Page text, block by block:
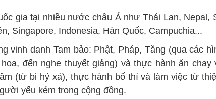
gia tại nhiều nước châu Á như Thái Lan, Nepal,
Singapore, Indonesia, Hàn Quốc, Campuchia...
vinh danh Tam bảo: Phật, Pháp, Tăng (qua các
đến nghe thuyết giảng) và thực hành ăn chay
(từ bi hỷ xả), thực hành bố thí và làm việc từ
yếu kém trong cộng đồng.